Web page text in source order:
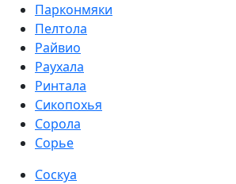
Парконмяки
Пелтола
Райвио
Раухала
Ринтала
Сикопохья
Сорола
Сорье
Соскуа